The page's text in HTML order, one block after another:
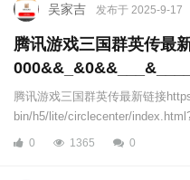
吴家吉 发布于 2025-9-17
腾讯游戏三国群英传最
腾讯游戏三国群英传最新链接
bin/h5/lite/circlecenter/
0 1365 0